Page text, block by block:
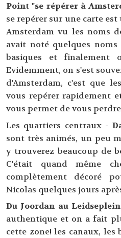
Point "se répérer à
se repérer sur une carte
Amsterdam vu les noms
avait noté quelques
basiques et
Evidemment, on s'est
d'Amsterdam, c'est que
vous repérer rapidement
vous permet de vous
Les quartiers centraux -
sont très animés, un peu
y trouverez beaucoup de
C'était quand même
complètement décoré
Nicolas quelques jours
Du Joordan au Leidseplein
authentique et on a fait
cette zone! les canaux, les